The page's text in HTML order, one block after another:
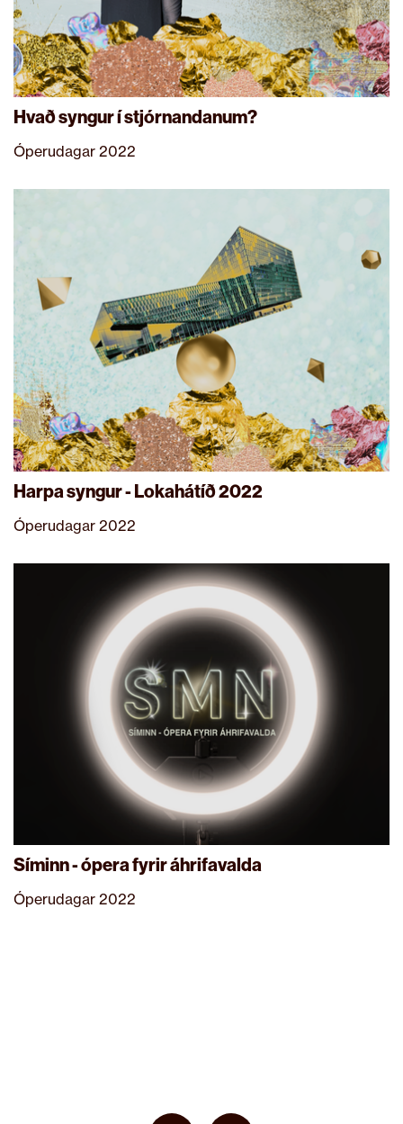
Hvað syngur í stjórnandanum?
Óperudagar 2022
Harpa syngur - Lokahátíð 2022
Óperudagar 2022
Síminn - ópera fyrir áhrifavalda
Óperudagar 2022